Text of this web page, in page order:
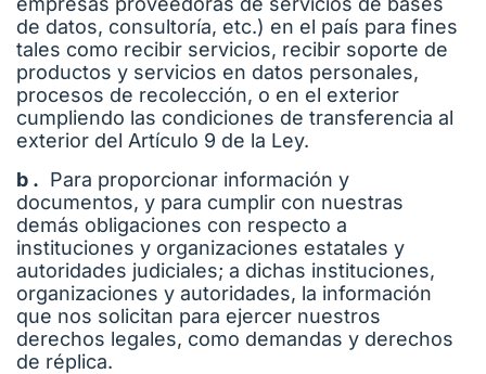
de datos, consultoría, etc.) en el país para fines
tales como recibir servicios, recibir soporte de
productos y servicios en datos personales,
procesos de recolección, o en el exterior
cumpliendo las condiciones de transferencia al
exterior del Artículo 9 de la Ley.
b . Para proporcionar información y
documentos, y para cumplir con nuestras
demás obligaciones con respecto a
instituciones y organizaciones estatales y
autoridades judiciales; a dichas instituciones,
organizaciones y autoridades, la información
que nos solicitan para ejercer nuestros
derechos legales, como demandas y derechos
de réplica.